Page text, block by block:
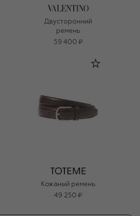
Двусторонний
ремень
59 400 ₽
Кожаный ремень
49 250 ₽